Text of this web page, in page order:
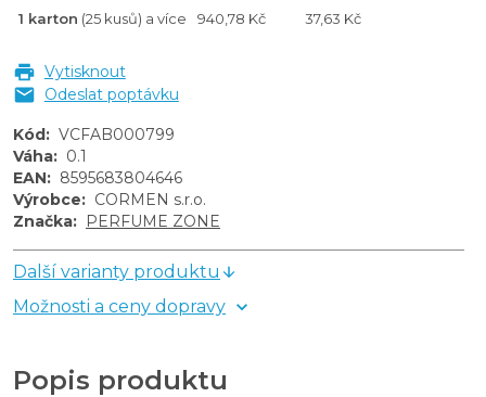
1 karton (25 kusů) a více 940,78 Kč 37,63 Kč
Vytisknout
Odeslat poptávku
Kód: VCFAB000799
Váha: 0.1
EAN: 8595683804646
Výrobce: CORMEN s.r.o.
Značka: PERFUME ZONE
Další varianty produktu
Možnosti a ceny dopravy
Popis produktu